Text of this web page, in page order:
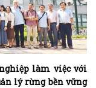
làm việc với
lý rừng bền vững